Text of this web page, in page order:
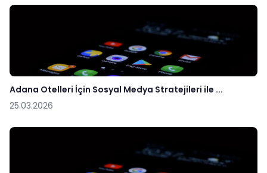
Adana Otelleri İçin Sosyal Medya Stratejileri ile ...
25.03.2026